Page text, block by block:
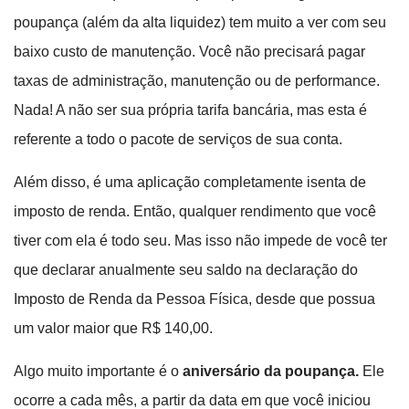
poupança (além da alta liquidez) tem muito a ver com seu
baixo custo de manutenção. Você não precisará pagar
taxas de administração, manutenção ou de performance.
Nada! A não ser sua própria tarifa bancária, mas esta é
referente a todo o pacote de serviços de sua conta.
Além disso, é uma aplicação completamente isenta de
imposto de renda. Então, qualquer rendimento que você
tiver com ela é todo seu. Mas isso não impede de você ter
que declarar anualmente seu saldo na declaração do
Imposto de Renda da Pessoa Física, desde que possua
um valor maior que R$ 140,00.
Algo muito importante é o aniversário da poupança. Ele
ocorre a cada mês, a partir da data em que você iniciou